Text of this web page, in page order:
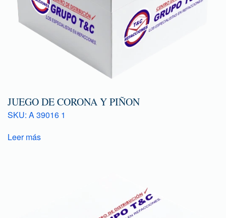
JUEGO DE CORONA Y PIÑON
SKU: A 39016 1
Leer más